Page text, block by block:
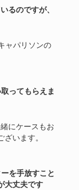
います。
大丈夫です